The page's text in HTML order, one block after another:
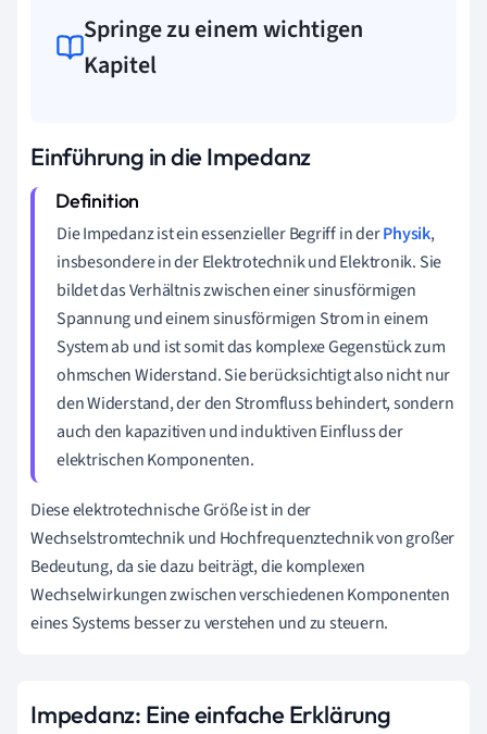
Springe zu einem wichtigen
Kapitel
Einführung in die Impedanz
Die Impedanz ist ein essenzieller Begriff in derPhysik,
insbesondere in der Elektrotechnik und Elektronik. Sie
bildet das Verhältnis zwischen einer sinusförmigen
Spannung und einem sinusförmigen Strom in einem
System ab und ist somit das komplexe Gegenstück zum
ohmschen Widerstand. Sie berücksichtigt also nicht nur
den Widerstand, der den Stromfluss behindert, sondern
auch den kapazitiven und induktiven Einfluss der
elektrischen Komponenten.
Diese elektrotechnische Größe ist in der
Wechselstromtechnik und Hochfrequenztechnik von großer
Bedeutung, da sie dazu beiträgt, die komplexen
Wechselwirkungen zwischen verschiedenen Komponenten
eines Systems besser zu verstehen und zu steuern.
Impedanz: Eine einfache Erklärung